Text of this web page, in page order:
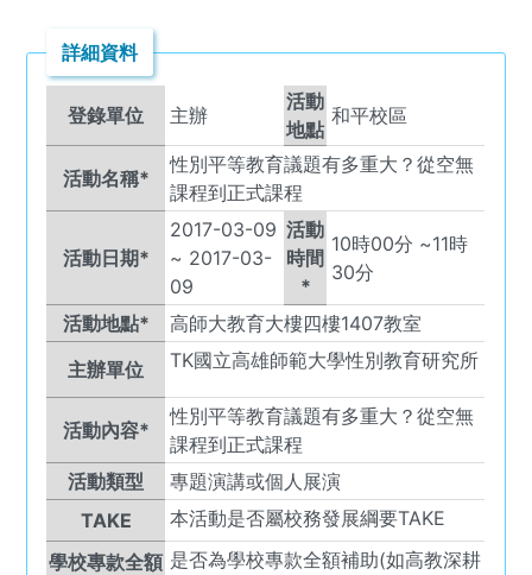
詳細資料
登錄單位 主辦
活動
地點
和平校區
活動名稱*
性別平等教育議題有多重大？從空無
課程到正式課程
活動日期*
2017-03-09
~ 2017-03-
09
活動
時間
*
10時00 分 ~11時
30分
活動地點*
高師大教育大樓四樓1407教室
主辦單位
TK國立高雄師範大學性別教育研究所
活動內容*
性別平等教育議題有多重大？從空無
課程到正式課程
活動類型
專題演講或個人展演
TAKE
本活動是否屬校務發展綱要TAKE
學校專款全額 是否為學校專款全額補助(如高教深耕